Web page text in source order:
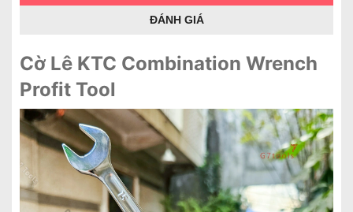
ĐÁNH GIÁ
Cờ Lê KTC Combination Wrench
Profit Tool